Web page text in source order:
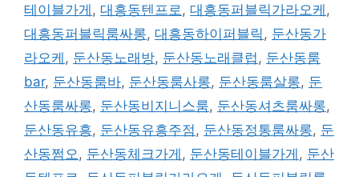
테이블가게 , 대흥동텐프로 , 대흥동퍼블릭가라오케 ,
대흥동퍼블릭룸싸롱, 대흥동하이퍼블릭 , 둔산동가
라오케 , 둔산동노래방, 둔산동노래클럽 , 둔산동룸
bar, 둔산동룸바, 둔산동룸사롱, 둔산동룸살롱, 둔
산동룸싸롱, 둔산동비지니스룸, 둔산동셔츠룸싸롱,
둔산동유흥, 둔산동유흥주점 , 둔산동정통룸싸롱, 둔
산동쩜오 , 둔산동체크가게 , 둔산동테이블가게 , 둔산